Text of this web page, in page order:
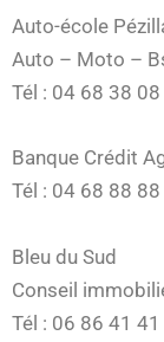
Auto-école
Auto – Moto –
Tél : 04 68 38
Banque Crédit
Tél : 04 68 88
Bleu du Sud
Conseil
Tél : 06 86 41 41